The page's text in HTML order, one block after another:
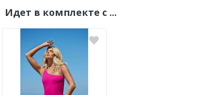
Идет в комплекте с ...